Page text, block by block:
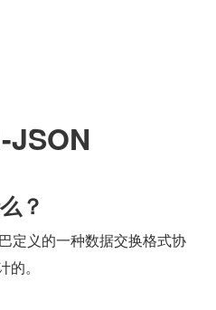
JSON
？
定义的一种数据交换格式协
。